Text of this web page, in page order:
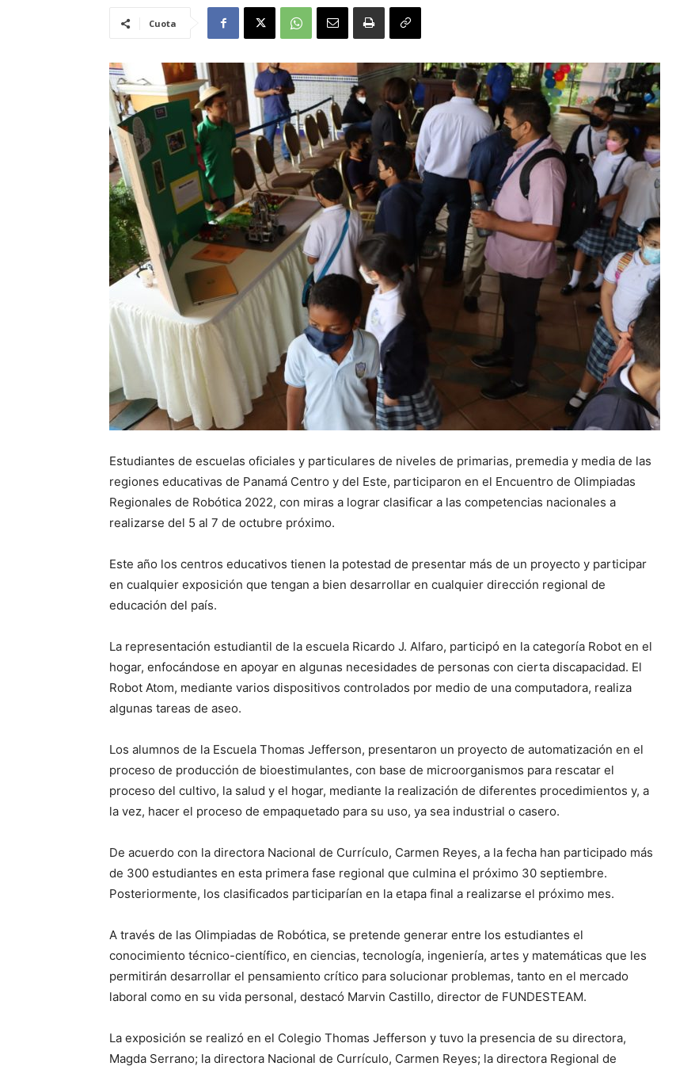
Cuota
Estudiantes de escuelas oficiales y particulares de niveles de primarias, premedia y media de las
regiones educativas de Panamá Centro y del Este, participaron en el Encuentro de Olimpiadas
Regionales de Robótica 2022, con miras a lograr clasificar a las competencias nacionales a
realizarse del 5 al 7 de octubre próximo.
Este año los centros educativos tienen la potestad de presentar más de un proyecto y participar
en cualquier exposición que tengan a bien desarrollar en cualquier dirección regional de
educación del país.
La representación estudiantil de la escuela Ricardo J. Alfaro, participó en la categoría Robot en el
hogar, enfocándose en apoyar en algunas necesidades de personas con cierta discapacidad. El
Robot Atom, mediante varios dispositivos controlados por medio de una computadora, realiza
algunas tareas de aseo.
Los alumnos de la Escuela Thomas Jefferson, presentaron un proyecto de automatización en el
proceso de producción de bioestimulantes, con base de microorganismos para rescatar el
proceso del cultivo, la salud y el hogar, mediante la realización de diferentes procedimientos y, a
la vez, hacer el proceso de empaquetado para su uso, ya sea industrial o casero.
De acuerdo con la directora Nacional de Currículo, Carmen Reyes, a la fecha han participado más
de 300 estudiantes en esta primera fase regional que culmina el próximo 30 septiembre.
Posteriormente, los clasificados participarían en la etapa final a realizarse el próximo mes.
A través de las Olimpiadas de Robótica, se pretende generar entre los estudiantes el
conocimiento técnico-científico, en ciencias, tecnología, ingeniería, artes y matemáticas que les
permitirán desarrollar el pensamiento crítico para solucionar problemas, tanto en el mercado
laboral como en su vida personal, destacó Marvin Castillo, director de FUNDESTEAM.
La exposición se realizó en el Colegio Thomas Jefferson y tuvo la presencia de su directora,
Magda Serrano; la directora Nacional de Currículo, Carmen Reyes; la directora Regional de